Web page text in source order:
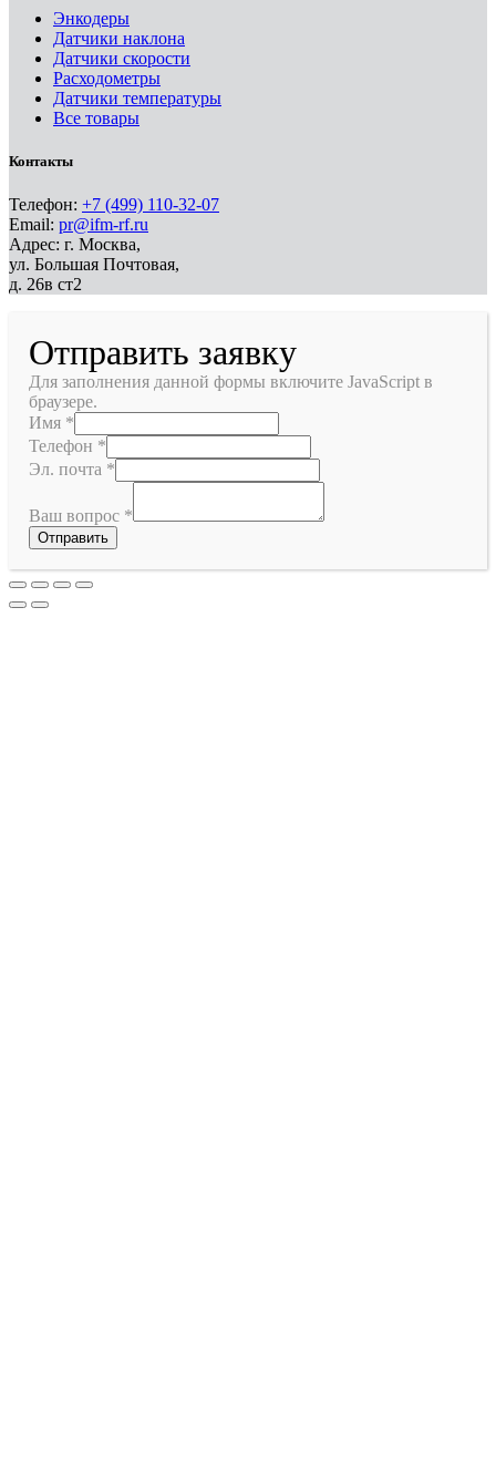
Энкодеры
Датчики наклона
Датчики скорости
Расходометры
Датчики температуры
Все товары
Контакты
Телефон: +7 (499) 110-32-07
Email: pr@ifm-rf.ru
Адрес: г. Москва,
ул. Большая Почтовая,
д. 26в ст2
Отправить заявку
Для заполнения данной формы включите JavaScript в
браузере.
Имя *
Телефон *
Эл. почта *
Ваш вопрос *
Отправить